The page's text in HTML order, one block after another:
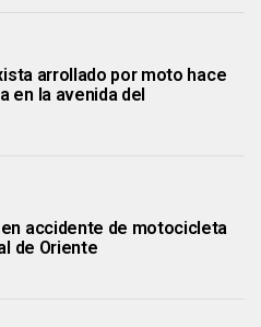
arrollado por moto hace
en la avenida del
accidente de motocicleta
de Oriente